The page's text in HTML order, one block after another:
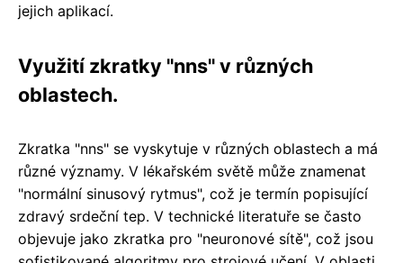
jejich aplikací.
Využití zkratky "nns" v různých
oblastech.
Zkratka "nns" se vyskytuje v různých oblastech a má
různé významy. V lékařském světě může znamenat
"normální sinusový rytmus", což je termín popisující
zdravý srdeční tep. V technické literatuře se často
objevuje jako zkratka pro "neuronové sítě", což jsou